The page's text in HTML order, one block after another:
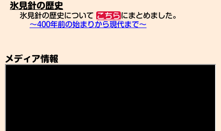
氷見針の歴史
氷見針の歴史について こちら にまとめました。
～400年前の始まりから現代まで～
メディア情報